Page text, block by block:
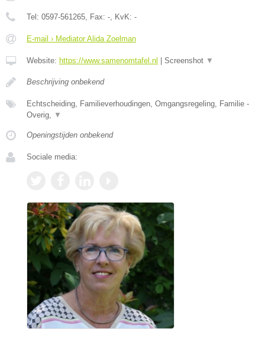
Tel: 0597-561265 , Fax: - , KvK: -
E-mail › Mediator Alida Zoelman
Website: https://www.samenomtafel.nl | Screenshot ▼
Beschrijving onbekend
Echtscheiding, Familieverhoudingen, Omgangsregeling, Familie -
Overig,
▼
Openingstijden onbekend
Sociale media: